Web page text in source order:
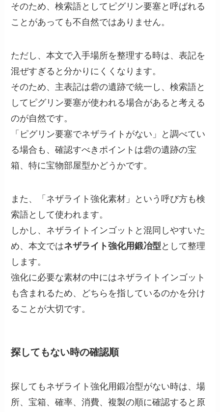
そのため、検索語としてピグリン要塞と呼ばれる
ことがあっても不自然ではありません。
ただし、本文で入手場所を整理する時は、表記を
混ぜすぎると分かりにくくなります。
そのため、主表記は砦の遺跡で統一し、検索語と
してピグリン要塞が使われる場合があると考える
のが自然です。
「ピグリン要塞でネザライトがない」と調べてい
る場合も、確認すべきポイントは砦の遺跡の宝
箱、特に宝物部屋型かどうかです。
また、「ネザライト強化素材」という呼び方も検
索語として使われます。
しかし、ネザライトインゴットと混同しやすいた
め、本文ではネザライト強化用鍛冶型 として整理
します。
強化に必要な素材の中にはネザライトインゴット
も含まれるため、どちらを指しているのかを分け
ることが大切です。
探してもない時の確認順
探してもネザライト強化用鍛冶型がない時は、場
所、宝箱、確率、消費、複製の順に確認すると原